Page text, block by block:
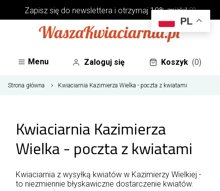
Zapisz się do newsletterai otrzymaj 10% zniżki! ♡
Menu Zaloguj się Koszyk (0)
Strona główna Kwiaciarnia Kazimierza Wielka - poczta z kwiatami
Kwiaciarnia Kazimierza
Wielka - poczta z kwiatami
Kwiaciarnia z wysyłką kwiatów w Kazimierzy Wielkiej -
to niezmiennie błyskawiczne dostarczenie kwiatów.
PL